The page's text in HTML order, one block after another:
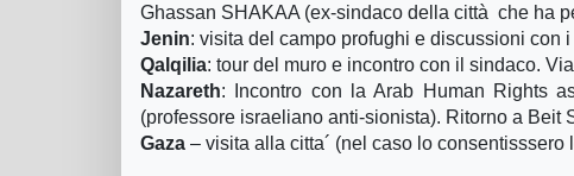
Ghassan SHAKAA (ex-sindaco della città che ha
Jenin: visita del campo profughi e discussioni con i
Qalqilia: tour del muro e incontro con il sindaco.
Nazareth: Incontro con la Arab Human Rights
(professore israeliano anti-sionista). Ritorno a Beit
Gaza – visita alla citta´ (nel caso lo consentisssero